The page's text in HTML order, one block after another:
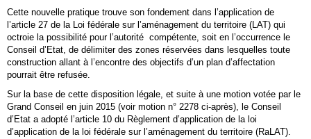
Cette nouvelle pratique trouve son fondement dans l’application de
l’article 27 de la Loi fédérale sur l’aménagement du territoire (LAT) qui
octroie la possibilité pour l’autorité compétente, soit en l’occurrence le
Conseil d’Etat, de délimiter des zones réservées dans lesquelles toute
construction allant à l’encontre des objectifs d’un plan d’affectation
pourrait être refusée.
Sur la base de cette disposition légale, et suite à une motion votée par le
Grand Conseil en juin 2015 (voir motion n° 2278 ci-après), le Conseil
d’Etat a adopté l’article 10 du Règlement d’application de la loi
d’application de la loi fédérale sur l’aménagement du territoire (RaLAT).